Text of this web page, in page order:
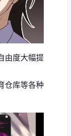
由度大幅提
仓库等各种